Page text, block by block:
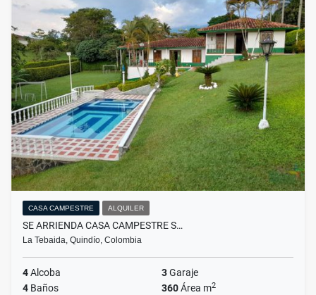
CASA CAMPESTRE ALQUILER
SE ARRIENDA CASA CAMPESTRE S…
La Tebaida, Quindío, Colombia
4Alcoba 3Garaje
4 Baños 360Área m2